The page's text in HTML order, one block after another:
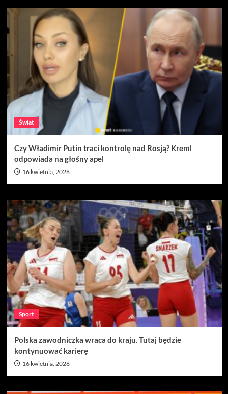
Świat
Czy Władimir Putin traci kontrolę nad Rosją? Kreml
odpowiada na głośny apel
16 kwietnia, 2026
Sport
Polska zawodniczka wraca do kraju. Tutaj będzie
kontynuować karierę
16 kwietnia, 2026